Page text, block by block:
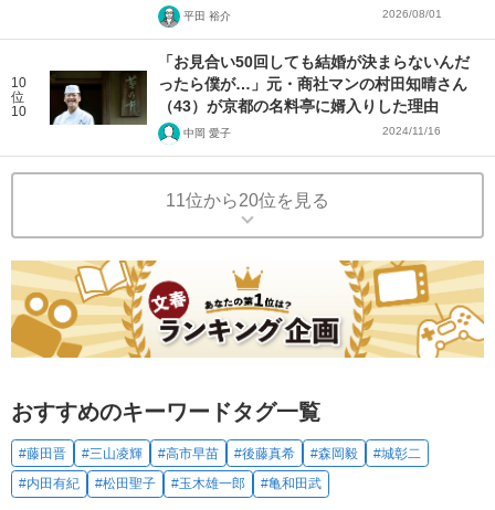
平田 裕介 2026/08/01
10
位
10
「お見合い50回しても結婚が決まらないんだ
ったら僕が…」元・商社マンの村田知晴さん
（43）が京都の名料亭に婿入りした理由
中岡 愛子 2024/11/16
11位から20位を見る
おすすめのキーワードタグ一覧
#藤田晋 #三山凌輝 #高市早苗 #後藤真希 #森岡毅
#城彰二
#内田有紀
#松田聖子 #玉木雄一郎 #亀和田武